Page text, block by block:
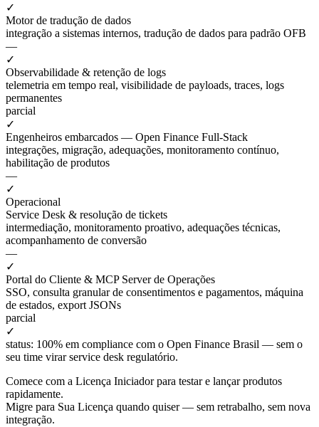
✓
Motor de tradução de dados
integração a sistemas internos, tradução de dados para padrão OFB
—
✓
Observabilidade & retenção de logs
telemetria em tempo real, visibilidade de payloads, traces, logs
permanentes
parcial
✓
Engenheiros embarcados — Open Finance Full-Stack
integrações, migração, adequações, monitoramento contínuo,
habilitação de produtos
—
✓
Operacional
Service Desk & resolução de tickets
intermediação, monitoramento proativo, adequações técnicas,
acompanhamento de conversão
—
✓
Portal do Cliente & MCP Server de Operações
SSO, consulta granular de consentimentos e pagamentos, máquina
de estados, export JSONs
parcial
✓
status: 100% em compliance com o Open Finance Brasil — sem o
seu time virar service desk regulatório.
Comece com a Licença Iniciador para testar e lançar produtos
rapidamente.
Migre para Sua Licença quando quiser — sem retrabalho, sem nova
integração.